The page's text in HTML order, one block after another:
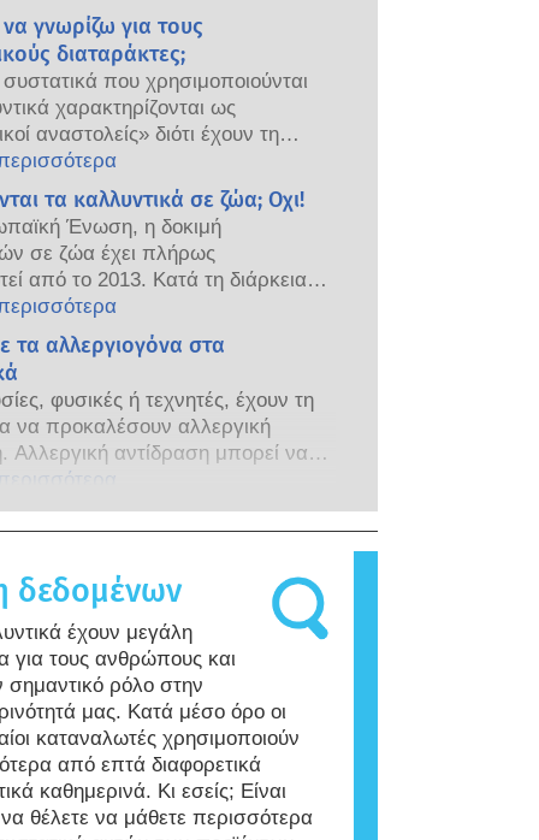
ρυθμιστικές αρχές μοιράζονται
για την ασφάλεια των καλλυντικών
να γνωρίζω για τους
διαταράκτες;
που χρησιμοποιούνται
χαρακτηρίζονται ως
αναστολείς» διότι έχουν τη
να μιμούνται κάποιες ιδιότητες
μας. Ωστόσο επειδή αυτά τα
τη δυνατότητα να μιμηθούν
δεν σημαίνει ότι θα διαταράξουν
μας σύστημα. Πολλές ουσίες,
των φυσικών,
ανθρώπινες ορμόνες. Ελάχιστες
κυρίως σε ισχυρά φάρμακα,
ότι προκαλούν διαταραχές του
συστήματος. Οι αξιολογήσεις
προϊόντων διενεργούνται με
είναι υποχρεωτικές για
και διεξάγονται από ειδικά
τους πιθανούς κινδύνους,
της πιθανής
διαταραχής.
τα καλλυντικά σε ζώα; Οχι!
Ένωση, η δοκιμή
σε ζώα έχει πλήρως
από το 2013. Κατά τη διάρκεια
30 ετών, πριν από τη θέσπιση
νομοθεσίας, η βιομηχανία
και προσωπικής φροντίδας έχει
σημαντικά σε έρευνα και ανάπτυξη
να δημιουργήσει πρωτοπόρες
μεθόδους δοκιμής που δεν
ζώα, με σκοπό την αξιολόγηση της
καλλυντικών.
τα αλλεργιογόνα στα
φυσικές ή τεχνητές, έχουν τη
να προκαλέσουν αλλεργική
Αλλεργική αντίδραση μπορεί να
το ανοσοποιητικό σύστημα ενός
του πληθυσμού είναι αβλαβείς.
προκαλεί αλλεργική αντίδραση
αλλεργιογόνο. Τα καλλυντικά και
προσωπικής φροντίδας μπορεί
συστατικά που ενδεχομένως να
για ορισμένα άτομα.
ότι το προϊόν είναι ασφαλές για
άλλα άτομα.
δεδομένων
έχουν μεγάλη
για τους ανθρώπους και
σημαντικό ρόλο στην
μας. Κατά μέσο όρο οι
καταναλωτές χρησιμοποιούν
από επτά διαφορετικά
καθημερινά. Κι εσείς; Είναι
θέλετε να μάθετε περισσότερα